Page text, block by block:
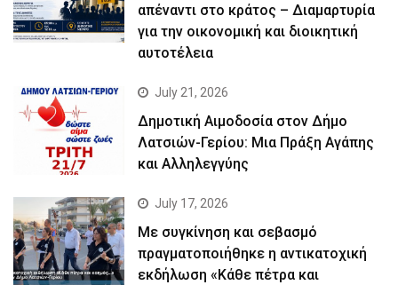
απέναντι στο κράτος – Διαμαρτυρία
για την οικονομική και διοικητική
αυτοτέλεια
July 21, 2026
Δημοτική Αιμοδοσία στον Δήμο
Λατσιών-Γερίου: Μια Πράξη Αγάπης
και Αλληλεγγύης
July 17, 2026
Με συγκίνηση και σεβασμό
πραγματοποιήθηκε η αντικατοχική
εκδήλωση «Κάθε πέτρα και